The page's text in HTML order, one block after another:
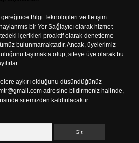
gereğince Bilgi Teknolojileri ve İletişim
bir Yer Sağlayıcı olarak hizmet
içerikleri proaktif olarak denetleme
bulunmamaktadır. Ancak, üyelerimiz
taşımakta olup, siteye üye olarak bu
aykırı olduğunu düşündüğünüz
adresine bildirmeniz halinde,
sitemizden kaldırılacaktır.